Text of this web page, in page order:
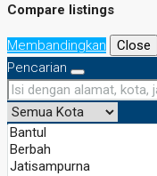
Compare listings
Membandingkan
Close
Pencarian